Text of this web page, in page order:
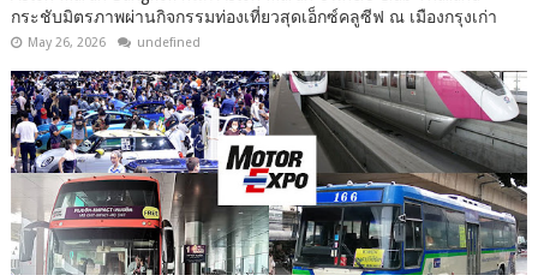
กระชับมิตรภาพผ่านกิจกรรมท่องเที่ยวสุดเอ็กซ์คลูซีฟ ณ เมืองกรุงเก่า
May 26, 2026 undefined